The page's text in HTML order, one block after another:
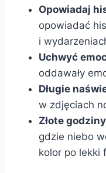
Opowiadaj
opowiadać
i
Uchwyć
oddawały
Długie
w zdjęciach
Złote godziny
gdzie niebo
kolor po lekki